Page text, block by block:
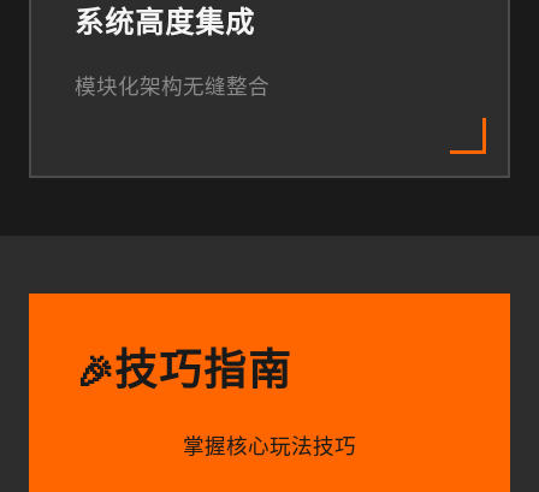
系统高度集成
模块化架构无缝整合
🎉技巧指南
掌握核心玩法技巧